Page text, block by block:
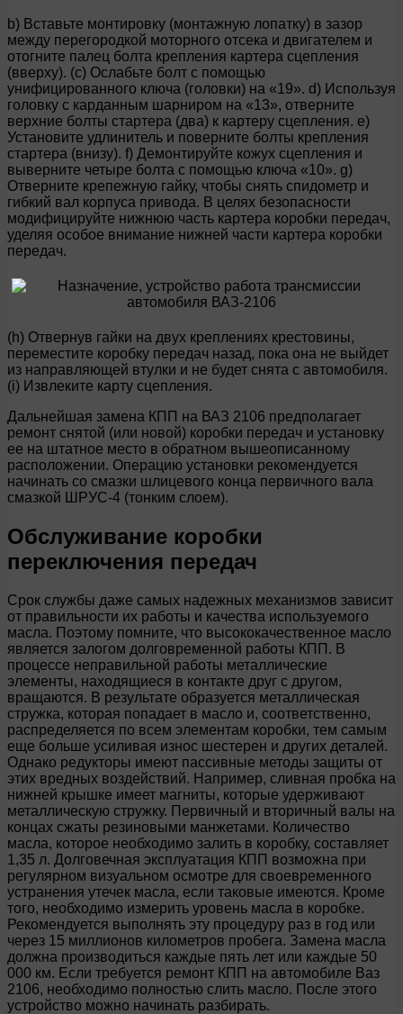
b) Вставьте монтировку (монтажную лопатку) в зазор
между перегородкой моторного отсека и двигателем и
отогните палец болта крепления картера сцепления
(вверху). (c) Ослабьте болт с помощью
унифицированного ключа (головки) на «19». d) Используя
головку с карданным шарниром на «13», отверните
верхние болты стартера (два) к картеру сцепления. e)
Установите удлинитель и поверните болты крепления
стартера (внизу). f) Демонтируйте кожух сцепления и
выверните четыре болта с помощью ключа «10». g)
Отверните крепежную гайку, чтобы снять спидометр и
гибкий вал корпуса привода. В целях безопасности
модифицируйте нижнюю часть картера коробки передач,
уделяя особое внимание нижней части картера коробки
передач.
(h) Отвернув гайки на двух креплениях крестовины,
переместите коробку передач назад, пока она не выйдет
из направляющей втулки и не будет снята с автомобиля.
(i) Извлеките карту сцепления.
Дальнейшая замена КПП на ВАЗ 2106 предполагает
ремонт снятой (или новой) коробки передач и установку
ее на штатное место в обратном вышеописанному
расположении. Операцию установки рекомендуется
начинать со смазки шлицевого конца первичного вала
смазкой ШРУС-4 (тонким слоем).
Обслуживание коробки
переключения передач
Срок службы даже самых надежных механизмов зависит
от правильности их работы и качества используемого
масла. Поэтому помните, что высококачественное масло
является залогом долговременной работы КПП. В
процессе неправильной работы металлические
элементы, находящиеся в контакте друг с другом,
вращаются. В результате образуется металлическая
стружка, которая попадает в масло и, соответственно,
распределяется по всем элементам коробки, тем самым
еще больше усиливая износ шестерен и других деталей.
Однако редукторы имеют пассивные методы защиты от
этих вредных воздействий. Например, сливная пробка на
нижней крышке имеет магниты, которые удерживают
металлическую стружку. Первичный и вторичный валы на
концах сжаты резиновыми манжетами. Количество
масла, которое необходимо залить в коробку, составляет
1,35 л. Долговечная эксплуатация КПП возможна при
регулярном визуальном осмотре для своевременного
устранения утечек масла, если таковые имеются. Кроме
того, необходимо измерить уровень масла в коробке.
Рекомендуется выполнять эту процедуру раз в год или
через 15 миллионов километров пробега. Замена масла
должна производиться каждые пять лет или каждые 50
000 км. Если требуется ремонт КПП на автомобиле Ваз
2106, необходимо полностью слить масло. После этого
устройство можно начинать разбирать.